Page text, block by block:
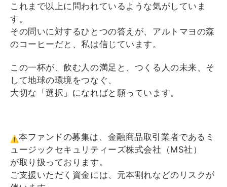
これまで以上に問われているような気がしていま
す。
その問いに対するひとつの答えが、アルトマヨの森
のコーヒーだと、私は信じています。
この一杯が、飲む人の満足と、つくる人の未来、そ
して地球の環境をつなぐ、
大切な「選択」になればと願っています。
本ファンドの募集は、 金融商品取引業者であるミ
ュージックセキュリティーズ株式会社（MS社）
が取り扱っております。
ご支援いただく資金には、元本割れなどのリスクが